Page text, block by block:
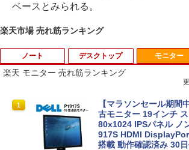
ベースとみられる。
楽天市場 売れ筋ランキング
ノート
1
【期間限定破格金額！
in11搭載 パソコンノ
付き 初心者向けノート
5.6型 インテル高速
メモリ4GB～ 高速
デスクトップ モニター
楽天 モニター 売れ筋ランキング
1
【マラソンセール期間
古モニター 19インチ
80x1024 IPSパネル ノ
917S HDMI
搭載 動作確認済み 30